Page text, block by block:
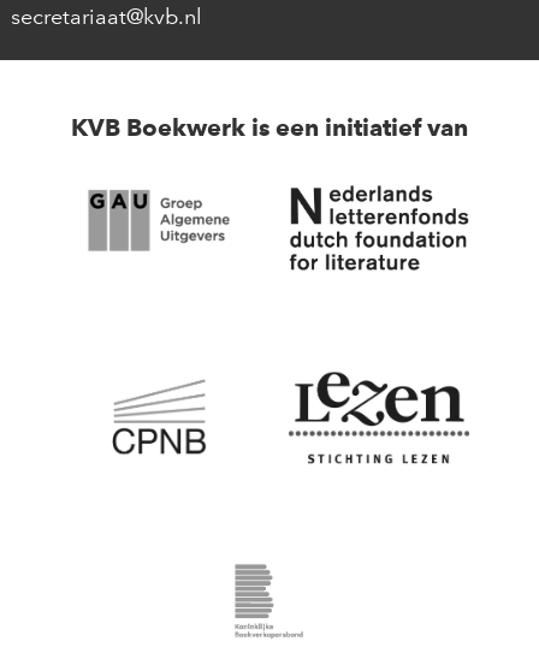
secretariaat@kvb.nl
KVB Boekwerk is een initiatief van